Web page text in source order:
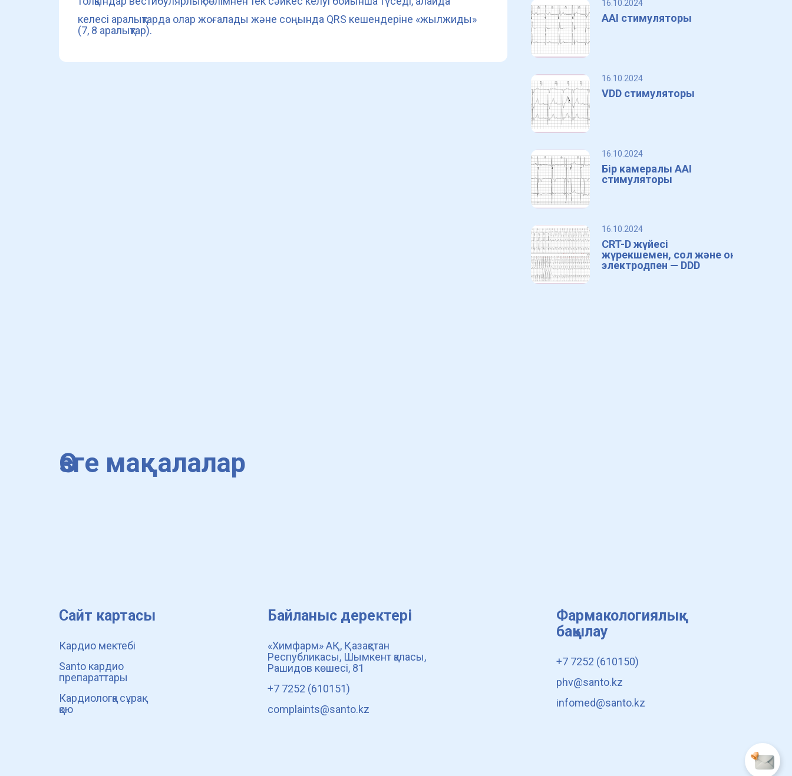
келесі аралықтарда олар жоғалады және соңында QRS кешендеріне «жылжиды»
(7, 8 аралықтар).
16.10.2024
AAI стимуляторы
16.10.2024
VDD стимуляторы
16.10.2024
Бір камералы AAI
стимуляторы
16.10.2024
CRT-D жүйесі
жүрекшемен, сол және оң
электродпен — DDD
Өзге мақалалар
Сайт картасы
Кардио мектебі
Santo кардио
препараттары
Кардиологқа сұрақ
қою
Байланыс деректері
«Химфарм» АҚ, Қазақстан
Республикасы, Шымкент қаласы,
Рашидов көшесі, 81
+7 7252 (610151)
complaints@santo.kz
Фармакологиялық
бақылау
+7 7252 (610150)
phv@santo.kz
infomed@santo.kz